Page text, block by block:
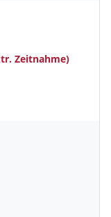
Zeitnahme)